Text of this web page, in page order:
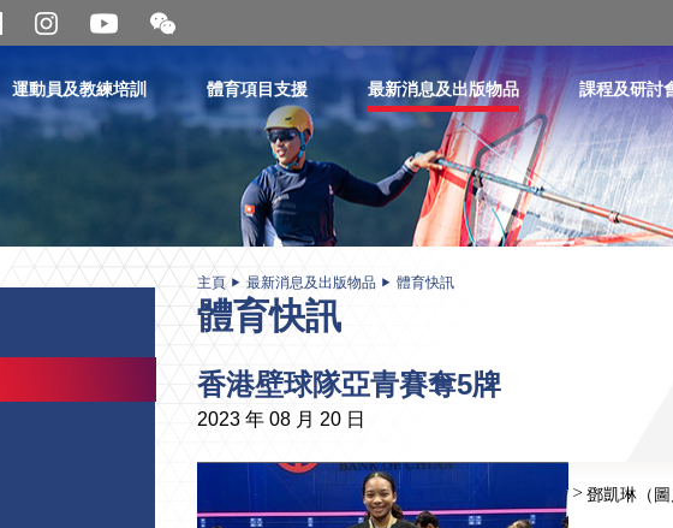
開
合
二
維
運動員及教練培訓 體育項目支援 最新消息及出版物品 課程及研討
主頁 最新消息及出版物品 體育快訊
體育快訊
香港壁球隊亞青賽奪5牌
2023 年 08 月 20 日
鄧凱琳（圖